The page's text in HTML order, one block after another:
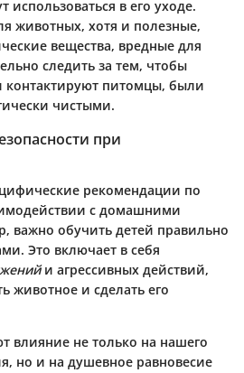
использоваться в его уходе.
животных, хотя и полезные,
вещества, вредные для
следить за тем, чтобы
контактируют питомцы, были
чистыми.
при
рекомендации по
с домашними
важно обучить детей правильно
Это включает в себя
и агрессивных действий,
животное и сделать его
влияние не только на нашего
но и на душевное равновесие